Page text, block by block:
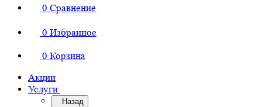
0 Сравнение
0 Избранное
0 Корзина
Акции
Услуги
Назад